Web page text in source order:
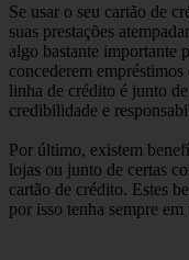
Se usar o seu cartão de
suas prestações
algo bastante importante
concederem
linha de crédito é junto
credibilidade e
Por último, existem
lojas ou junto de certas
cartão de crédito. Estes
por isso tenha sempre